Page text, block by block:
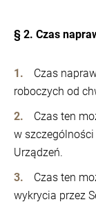
§ 2. Czas
Czas
roboczych od
Czas ten
w
Urządzeń.
Czas ten
wykrycia przez